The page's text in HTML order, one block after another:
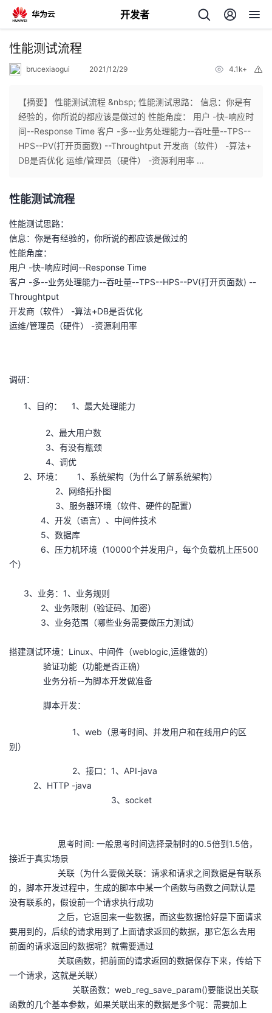
开发者
返
个
主
页
的
开
发
者
我
博
客
的
论
我
的
我
开
学
验
收
藏
的
Programs
我
持
性能测试流程
brucexiaogui 2021/12/29 4.1k+
【摘要】 性能测试流程 &nbsp; 性能测试思路： 信息：你是有
经验的，你所说的都应该是做过的 性能角度： 用户 -快-响应时
间--Response Time 客户 -多--业务处理能力--吞吐量--TPS--
HPS--PV(打开页面数) --Throughtput 开发商（软件） -算法+
DB是否优化 运维/管理员（硬件） -资源利用率 ...
性能测试流程
性能测试思路：
信息：你是有经验的，你所说的都应该是做过的
性能角度：
用户 -快-响应时间--Response Time
客户 -多--业务处理能力--吞吐量--TPS--HPS--PV(打开页面数) --
Throughtput
开发商（软件） -算法+DB是否优化
运维/管理员（硬件） -资源利用率
调研：
1、目的： 1、最大处理能力
2、最大用户数
3、有没有瓶颈
4、调优
2、环境： 1、系统架构（为什么了解系统架构）
2、网络拓扑图
3、服务器环境（软件、硬件的配置）
4、开发（语言）、中间件技术
5、数据库
6、压力机环境（10000个并发用户，每个负载机上压500
个）
3、业务：1、业务规则
2、业务限制（验证码、加密）
3、业务范围（哪些业务需要做压力测试）
搭建测试环境：Linux、中间件（weblogic,运维做的）
验证功能（功能是否正确）
业务分析--为脚本开发做准备
脚本开发：
1、web（思考时间、并发用户和在线用户的区
别）
2、接口：1、API-java
2、HTTP -java
3、socket
思考时间: 一般思考时间选择录制时的0.5倍到1.5倍，
接近于真实场景
关联（为什么要做关联：请求和请求之间数据是有联系
的，脚本开发过程中，生成的脚本中某一个函数与函数之间默认是
没有联系的，假设前一个请求执行成功
之后，它返回来一些数据，而这些数据恰好是下面请求
要用到的，后续的请求用到了上面请求返回的数据，那它怎么去用
前面的请求返回的数据呢？就需要通过
关联函数，把前面的请求返回的数据保存下来，传给下
一个请求，这就是关联）
关联函数：web_reg_save_param()要能说出关联
函数的几个基本参数，如果关联出来的数据是多个呢：需要加上